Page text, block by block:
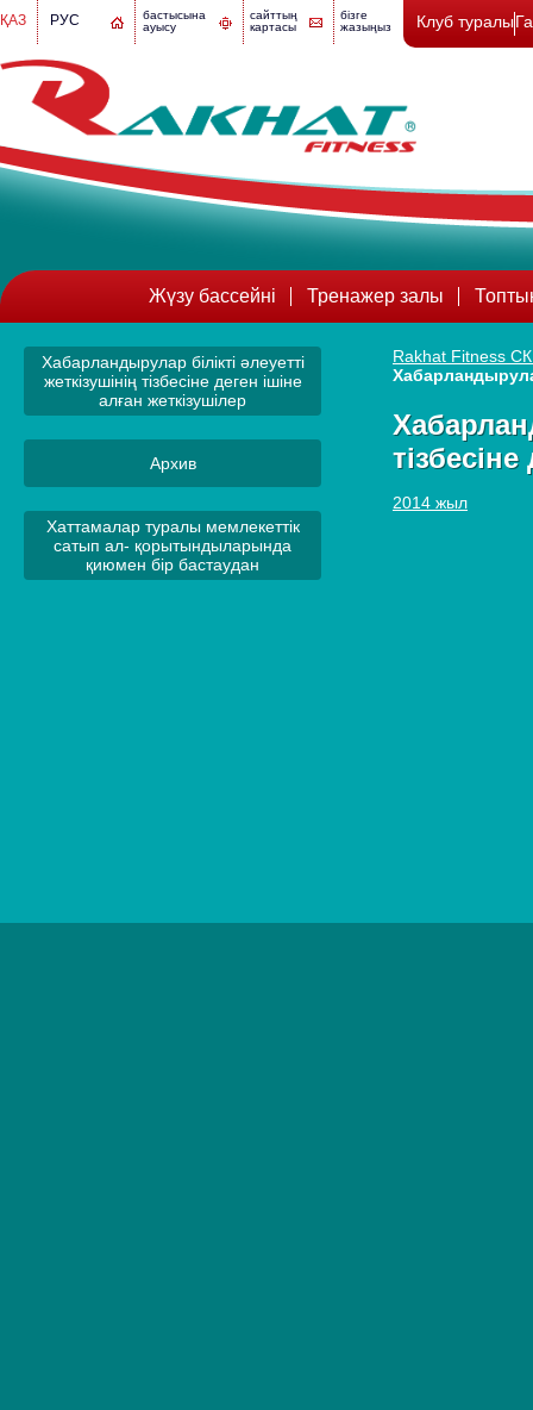
бастысына
ауысу
сайттың
картасы
бізге
жазыңыз
ҚАЗ РУС Клуб туралы
Жүзу бассейні Тренажер залы
Хабарландырулар білікті әлеуетті
жеткізушінің тізбесіне деген ішіне
алған жеткізушілер
Архив
Хаттамалар туралы мемлекеттік
сатып ал- қорытындыларында
қиюмен бір бастаудан
Rakhat Fitness
2014 жыл